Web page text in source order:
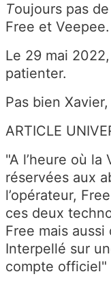
Toujours pas
Free et Veepee.
Le 29 mai
patienter.
Pas bien
ARTICLE
"A l’heure où la
réservées aux
l’opérateur,
ces deux
Free mais
Interpellé sur
compte officiel"